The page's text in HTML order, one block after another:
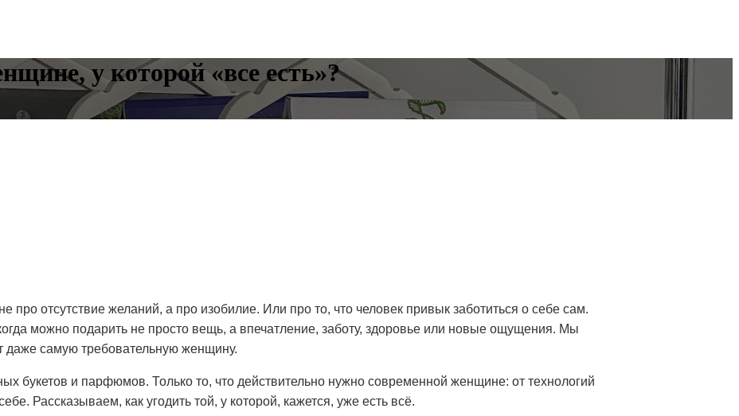
у которой «все есть»?
про отсутствие желаний, а про изобилие. Или про то, что человек привык заботиться о себе сам.
можно подарить не просто вещь, а впечатление, заботу, здоровье или новые ощущения. Мы
даже самую требовательную женщину.
букетов и парфюмов. Только то, что действительно нужно современной женщине: от технологий
Рассказываем, как угодить той, у которой, кажется, уже есть всё.